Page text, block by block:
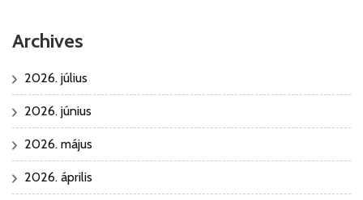
Archives
2026. július
2026. június
2026. május
2026. április